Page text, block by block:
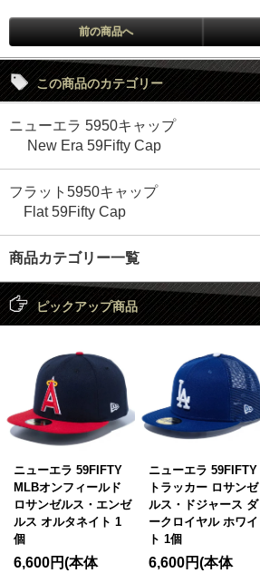
前の商品へ
この商品のカテゴリー
ニューエラ 5950キャップ
New Era 59Fifty Cap
フラット5950キャップ
Flat 59Fifty Cap
商品カテゴリー一覧
ピックアップ商品
ニューエラ 59FIFTY
MLBオンフィールド
ロサンゼルス・エンゼ
ルス オルタネイト 1
個
6,600円(本体
ニューエラ 59FIFTY
トラッカー ロサンゼ
ルス・ドジャース ダ
ークロイヤル ホワイ
ト 1個
6,600円(本体